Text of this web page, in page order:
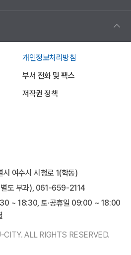
개인정보처리방침
부서 전화 및 팩스
저작권 정책
여수시 시청로 1(학동)
도 부과), 061-659-2114
~ 18:30, 토·공휴일 09:00 ~ 18:00
ALL RIGHTS RESERVED.